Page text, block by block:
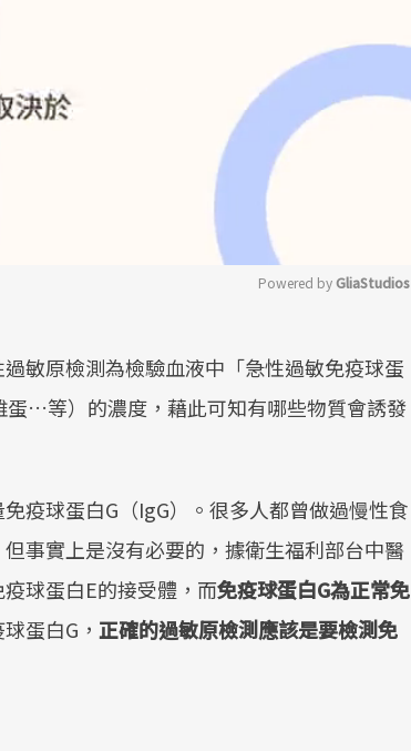
Powered by GliaStudios
敏原檢測為檢驗血液中「急性過敏免疫球蛋
…等）的濃度，藉此可知有哪些物質會誘發
疫球蛋白G（IgG）。很多人都曾做過慢性食
事實上是沒有必要的，據衛生福利部台中醫
球蛋白E的接受體，而免疫球蛋白G為正常免
蛋白G， 正確的過敏原檢測應該是要檢測免